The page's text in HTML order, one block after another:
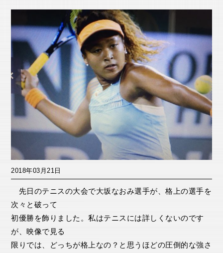
2018年03月21日
先日のテニスの大会で大坂なおみ選手が、格上の選手を
次々と破って
初優勝を飾りました。私はテニスには詳しくないのです
が、映像で見る
限りでは、どっちが格上なの？と思うほどの圧倒的な強さ